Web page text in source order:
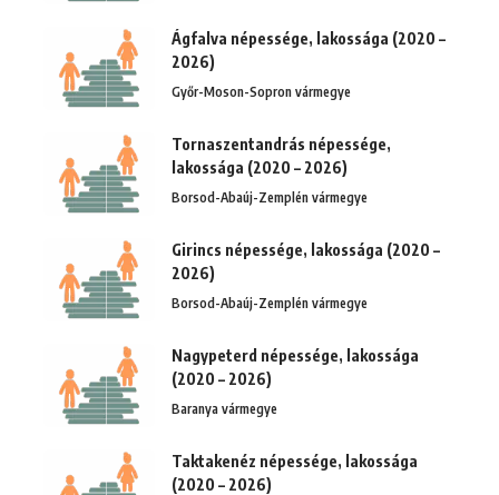
Ágfalva népessége, lakossága (2020 –
2026)
Győr-Moson-Sopron vármegye
Tornaszentandrás népessége,
lakossága (2020 – 2026)
Borsod-Abaúj-Zemplén vármegye
Girincs népessége, lakossága (2020 –
2026)
Borsod-Abaúj-Zemplén vármegye
Nagypeterd népessége, lakossága
(2020 – 2026)
Baranya vármegye
Taktakenéz népessége, lakossága
(2020 – 2026)